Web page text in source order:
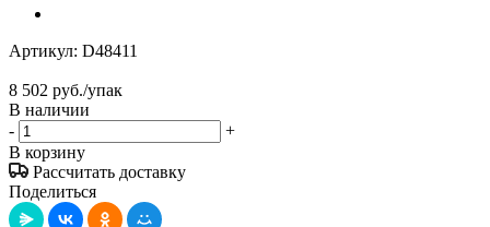
Артикул: D48411
8 502 руб./упак
В наличии
-
+
В корзину
Рассчитать доставку
Поделиться